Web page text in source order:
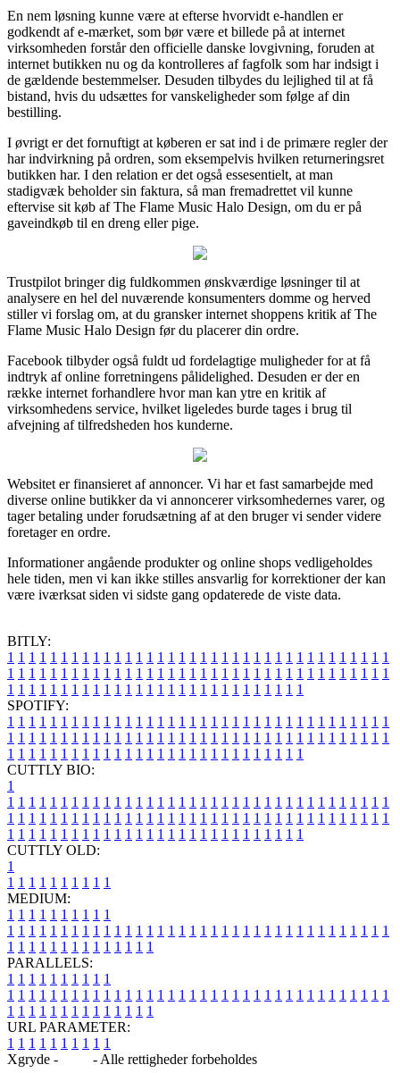
En nem løsning kunne være at efterse hvorvidt e-handlen er
godkendt af e-mærket, som bør være et billede på at internet
virksomheden forstår den officielle danske lovgivning, foruden at
internet butikken nu og da kontrolleres af fagfolk som har indsigt i
de gældende bestemmelser. Desuden tilbydes du lejlighed til at få
bistand, hvis du udsættes for vanskeligheder som følge af din
bestilling.
I øvrigt er det fornuftigt at køberen er sat ind i de primære regler der
har indvirkning på ordren, som eksempelvis hvilken returneringsret
butikken har. I den relation er det også essesentielt, at man
stadigvæk beholder sin faktura, så man fremadrettet vil kunne
eftervise sit køb af The Flame Music Halo Design, om du er på
gaveindkøb til en dreng eller pige.
Trustpilot bringer dig fuldkommen ønskværdige løsninger til at
analysere en hel del nuværende konsumenters domme og herved
stiller vi forslag om, at du gransker internet shoppens kritik af The
Flame Music Halo Design før du placerer din ordre.
Facebook tilbyder også fuldt ud fordelagtige muligheder for at få
indtryk af online forretningens pålidelighed. Desuden er der en
række internet forhandlere hvor man kan ytre en kritik af
virksomhedens service, hvilket ligeledes burde tages i brug til
afvejning af tilfredsheden hos kunderne.
Websitet er finansieret af annoncer. Vi har et fast samarbejde med
diverse online butikker da vi annoncerer virksomhedernes varer, og
tager betaling under forudsætning af at den bruger vi sender videre
foretager en ordre.
Informationer angående produkter og online shops vedligeholdes
hele tiden, men vi kan ikke stilles ansvarlig for korrektioner der kan
være iværksat siden vi sidste gang opdaterede de viste data.
BITLY:
1 1 1 1 1 1 1 1 1 1 1 1 1 1 1 1 1 1 1 1 1 1 1 1 1 1 1 1 1 1 1 1 1 1 1 1
1 1 1 1 1 1 1 1 1 1 1 1 1 1 1 1 1 1 1 1 1 1 1 1 1 1 1 1 1 1 1 1 1 1 1 1
1 1 1 1 1 1 1 1 1 1 1 1 1 1 1 1 1 1 1 1 1 1 1 1 1 1 1 1
SPOTIFY:
1 1 1 1 1 1 1 1 1 1 1 1 1 1 1 1 1 1 1 1 1 1 1 1 1 1 1 1 1 1 1 1 1 1 1 1
1 1 1 1 1 1 1 1 1 1 1 1 1 1 1 1 1 1 1 1 1 1 1 1 1 1 1 1 1 1 1 1 1 1 1 1
1 1 1 1 1 1 1 1 1 1 1 1 1 1 1 1 1 1 1 1 1 1 1 1 1 1 1 1
CUTTLY BIO:
1
1 1 1 1 1 1 1 1 1 1 1 1 1 1 1 1 1 1 1 1 1 1 1 1 1 1 1 1 1 1 1 1 1 1 1 1
1 1 1 1 1 1 1 1 1 1 1 1 1 1 1 1 1 1 1 1 1 1 1 1 1 1 1 1 1 1 1 1 1 1 1 1
1 1 1 1 1 1 1 1 1 1 1 1 1 1 1 1 1 1 1 1 1 1 1 1 1 1 1 1
CUTTLY OLD:
1
1 1 1 1 1 1 1 1 1 1
MEDIUM:
1 1 1 1 1 1 1 1 1 1
1 1 1 1 1 1 1 1 1 1 1 1 1 1 1 1 1 1 1 1 1 1 1 1 1 1 1 1 1 1 1 1 1 1 1 1
1 1 1 1 1 1 1 1 1 1 1 1 1 1
PARALLELS:
1 1 1 1 1 1 1 1 1 1
1 1 1 1 1 1 1 1 1 1 1 1 1 1 1 1 1 1 1 1 1 1 1 1 1 1 1 1 1 1 1 1 1 1 1 1
1 1 1 1 1 1 1 1 1 1 1 1 1 1
URL PARAMETER:
1 1 1 1 1 1 1 1 1 1
Xgryde -
- Alle rettigheder forbeholdes